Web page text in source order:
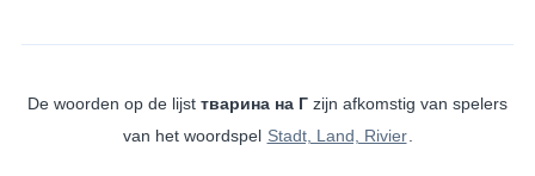
De woorden op de lijst тварина на Г zijn afkomstig van spelers
van het woordspel Stadt, Land, Rivier